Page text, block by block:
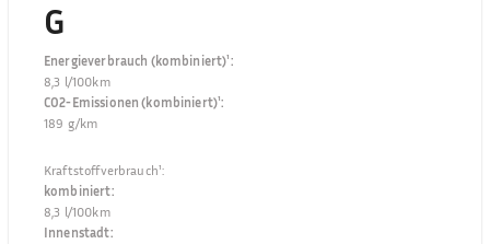
G
Energieverbrauch (kombiniert)¹:
8,3 l/100km
CO2-Emissionen (kombiniert)¹:
189 g/km
Kraftstoffverbrauch¹:
kombiniert:
8,3 l/100km
Innenstadt: